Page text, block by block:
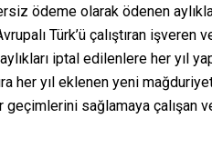
ödeme olarak ödenen
Türk’ü çalıştıran işveren
aylıkları iptal edilenlere her
her yıl eklenen yeni
sağlamaya çalışan